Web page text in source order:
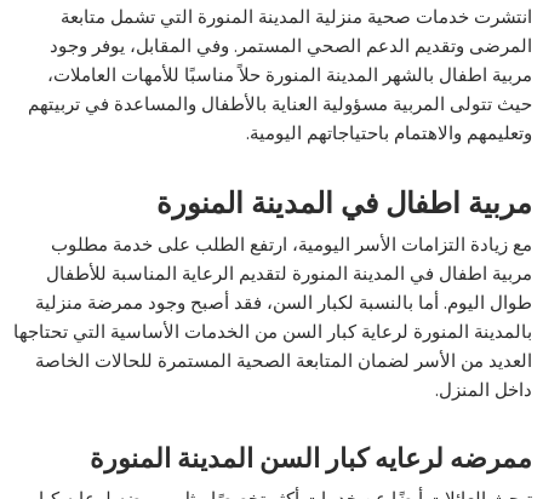
انتشرت خدمات صحية منزلية المدينة المنورة التي تشمل متابعة
المرضى وتقديم الدعم الصحي المستمر. وفي المقابل، يوفر وجود
مربية اطفال بالشهر المدينة المنورة حلاً مناسبًا للأمهات العاملات،
حيث تتولى المربية مسؤولية العناية بالأطفال والمساعدة في تربيتهم
وتعليمهم والاهتمام باحتياجاتهم اليومية.
مربية اطفال في المدينة المنورة
مع زيادة التزامات الأسر اليومية، ارتفع الطلب على خدمة مطلوب
مربية اطفال في المدينة المنورة لتقديم الرعاية المناسبة للأطفال
طوال اليوم. أما بالنسبة لكبار السن، فقد أصبح وجود ممرضة منزلية
بالمدينة المنورة لرعاية كبار السن من الخدمات الأساسية التي تحتاجها
العديد من الأسر لضمان المتابعة الصحية المستمرة للحالات الخاصة
داخل المنزل.
ممرضه لرعايه كبار السن المدينة المنورة